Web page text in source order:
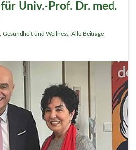
Univ.-Prof. Dr. med.
Gesundheit und Wellness Alle Beiträge